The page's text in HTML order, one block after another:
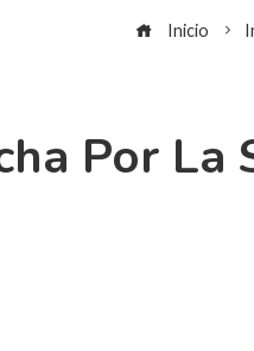
Inicio
Por La